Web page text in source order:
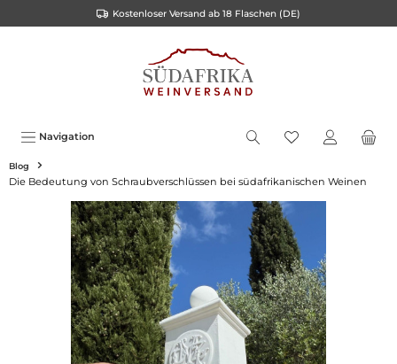
Kostenloser Versand ab 18 Flaschen (DE)
Navigation
Blog
Die Bedeutung von Schraubverschlüssen bei südafrikanischen Weinen